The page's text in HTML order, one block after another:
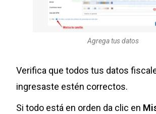
Agrega tus datos
Verifica que todos tus datos
ingresaste estén correctos.
Si todo está en orden da clic en